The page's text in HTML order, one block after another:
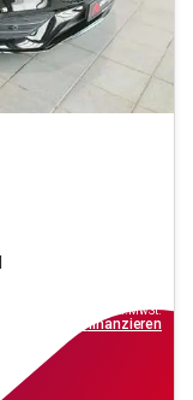
inkl.MwSt.
finanzieren